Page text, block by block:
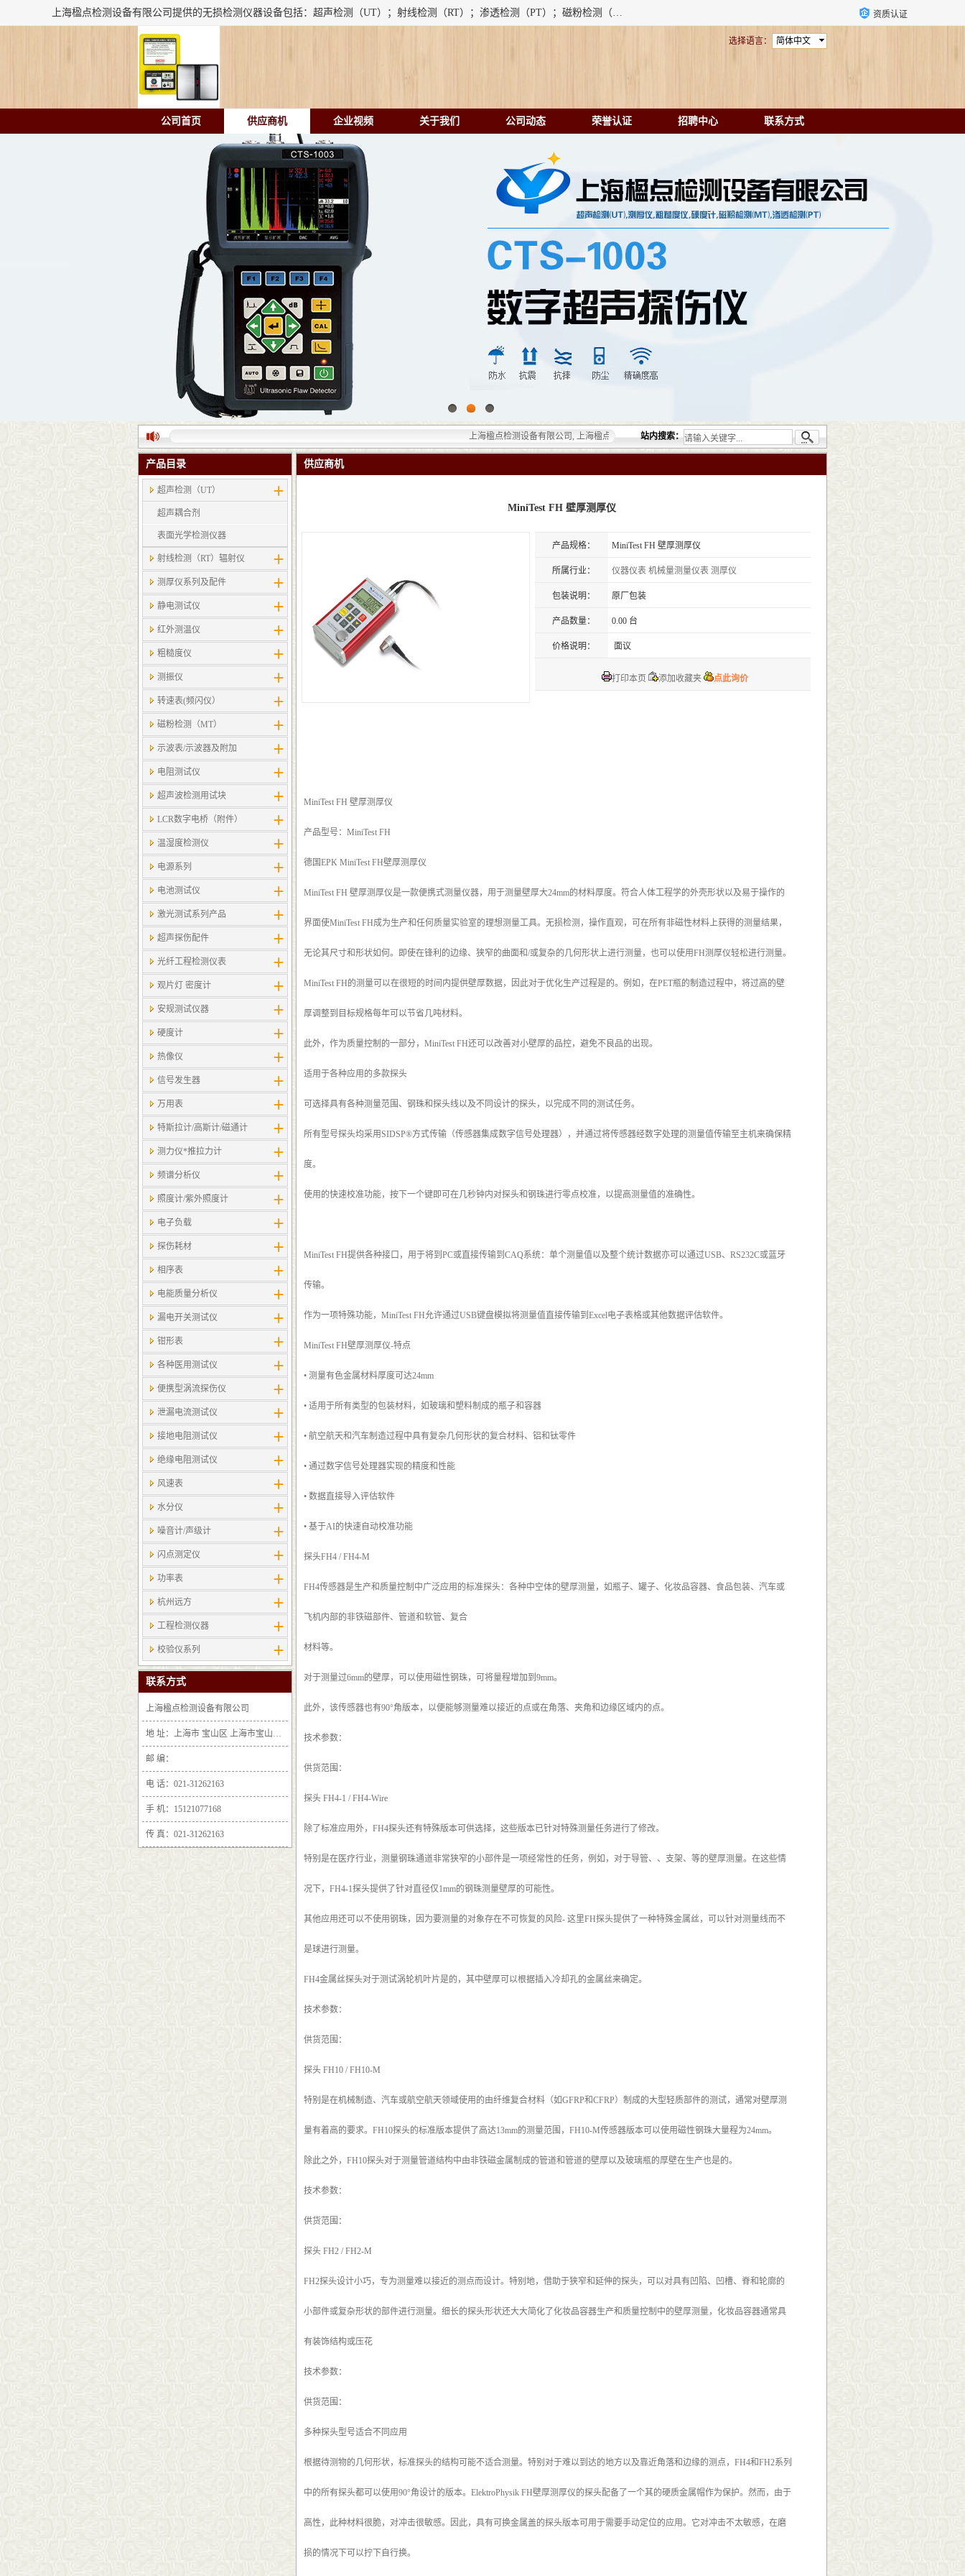
上海楹点检测设备有限公司提供的无损检测仪器设备包括：超声检测（UT）；射线检测（RT）；渗透检测（PT）；磁粉检测（MT）；涡流检测（ET）；化学用品（CH）、超声波相控阵、超声波测厚仪、超声导波、超声TOFD探伤仪、超声波探头、涡流探伤仪、涡流探头、涡流阵列、磁粉探伤机。代理以下品牌：汕超、美国GE(德国KK）、奥林巴斯（Olympus NDT）、美国磁通（Magnaflux）、DAKOTA等； 资质认证
简体中文
选择语言：
公司首页 供应商机 企业视频 关于我们 公司动态 荣誉认证 招聘中心 联系方式
上海楹点检测设备有限公司, 上海楹点检测设备有限公司提供的无损检测仪器设备包括：超声检测（UT）；射线检测（RT）；渗透
站内搜索：
产品目录
超声检测（UT）
超声耦合剂
表面光学检测仪器
射线检测（RT）辐射仪
测厚仪系列及配件
静电测试仪
红外测温仪
粗糙度仪
测振仪
转速表(频闪仪）
磁粉检测（MT）
示波表/示波器及附加
电阻测试仪
超声波检测用试块
LCR数字电桥（附件）
温湿度检测仪
电源系列
电池测试仪
激光测试系列产品
超声探伤配件
光纤工程检测仪表
观片灯 密度计
安规测试仪器
硬度计
热像仪
信号发生器
万用表
特斯拉计/高斯计​/磁通计
测力仪*推拉力计
频谱分析仪
照度计/紫外照度计
电子负载
探伤耗材
相序表
电能质量分析仪
漏电开关测试仪
钳形表
各种医用测试仪
便携型涡流探伤仪
泄漏电流测试仪
接地电阻测试仪
绝缘电阻测试仪
风速表
水分仪
噪音计/声级计
闪点测定仪
功率表
杭州远方
工程检测仪器
校验仪系列
联系方式
上海楹点检测设备有限公司
地 址：上海市 宝山区 上海市宝山区沪太路6397号1-2层F25区1011室
邮 编：
电 话：021-31262163
手 机：15121077168
传 真：021-31262163
供应商机
MiniTest FH 壁厚测厚仪
产品规格： MiniTest FH 壁厚测厚仪
所属行业： 仪器仪表 机械量测量仪表 测厚仪
包装说明： 原厂包装
产品数量： 0.00 台
价格说明： 面议
打印本页 添加收藏夹 点此询价
MiniTest FH 壁厚测厚仪
产品型号：MiniTest FH
德国EPK MiniTest FH壁厚测厚仪
MiniTest FH 壁厚测厚仪是一款便携式测量仪器，用于测量壁厚大24mm的材料厚度。符合人体工程学的外壳形状以及易于操作的
界面使MiniTest FH成为生产和任何质量实验室的理想测量工具。无损检测，操作直观，可在所有非磁性材料上获得的测量结果，
无论其尺寸和形状如何。即使在锋利的边缘、狭窄的曲面和/或复杂的几何形状上进行测量，也可以使用FH测厚仪轻松进行测量。
MiniTest FH的测量可以在很短的时间内提供壁厚数据，因此对于优化生产过程是的。例如，在PET瓶的制造过程中，将过高的壁
厚调整到目标规格每年可以节省几吨材料。
此外，作为质量控制的一部分，MiniTest FH还可以改善对小壁厚的品控，避免不良品的出现。
适用于各种应用的多款探头
可选择具有各种测量范围、钢珠和探头线以及不同设计的探头，以完成不同的测试任务。
所有型号探头均采用SIDSP®方式传输（传感器集成数字信号处理器），并通过将传感器经数字处理的测量值传输至主机来确保精
度。
使用的快速校准功能，按下一个键即可在几秒钟内对探头和钢珠进行零点校准，以提高测量值的准确性。
MiniTest FH提供各种接口，用于将到PC或直接传输到CAQ系统：单个测量值以及整个统计数据亦可以通过USB、RS232C或蓝牙
传输。
作为一项特殊功能，MiniTest FH允许通过USB键盘模拟将测量值直接传输到Excel电子表格或其他数据评估软件。
MiniTest FH壁厚测厚仪-特点
• 测量有色金属材料厚度可达24mm
• 适用于所有类型的包装材料，如玻璃和塑料制成的瓶子和容器
• 航空航天和汽车制造过程中具有复杂几何形状的复合材料、铝和钛零件
• 通过数字信号处理器实现的精度和性能
• 数据直接导入评估软件
• 基于AI的快速自动校准功能
探头FH4 / FH4-M
FH4传感器是生产和质量控制中广泛应用的标准探头：各种中空体的壁厚测量，如瓶子、罐子、化妆品容器、食品包装、汽车或
飞机内部的非铁磁部件、管道和软管、复合
材料等。
对于测量过6mm的壁厚，可以使用磁性钢珠，可将量程增加到9mm。
此外，该传感器也有90°角版本，以便能够测量难以接近的点或在角落、夹角和边缘区域内的点。
技术参数：
供货范围：
探头 FH4-1 / FH4-Wire
除了标准应用外，FH4探头还有特殊版本可供选择，这些版本已针对特殊测量任务进行了修改。
特别是在医疗行业，测量钢珠通道非常狭窄的小部件是一项经常性的任务，例如，对于导管、、支架、等的壁厚测量。在这些情
况下，FH4-1探头提供了针对直径仅1mm的钢珠测量壁厚的可能性。
其他应用还可以不使用钢珠，因为要测量的对象存在不可恢复的风险- 这里FH探头提供了一种特殊金属丝，可以针对测量线而不
是球进行测量。
FH4金属丝探头对于测试涡轮机叶片是的，其中壁厚可以根据插入冷却孔的金属丝来确定。
技术参数：
供货范围：
探头 FH10 / FH10-M
特别是在机械制造、汽车或航空航天领域使用的由纤维复合材料（如GFRP和CFRP）制成的大型轻质部件的测试，通常对壁厚测
量有着高的要求。FH10探头的标准版本提供了高达13mm的测量范围，FH10-M传感器版本可以使用磁性钢珠大量程为24mm。
除此之外，FH10探头对于测量管道结构中由非铁磁金属制成的管道和管道的壁厚以及玻璃瓶的厚壁在生产也是的。
技术参数：
供货范围：
探头 FH2 / FH2-M
FH2探头设计小巧，专为测量难以接近的测点而设计。特别地，借助于狭窄和延伸的探头，可以对具有凹陷、凹槽、脊和轮廓的
小部件或复杂形状的部件进行测量。细长的探头形状还大大简化了化妆品容器生产和质量控制中的壁厚测量，化妆品容器通常具
有装饰结构或压花
技术参数：
供货范围：
多种探头型号适合不同应用
根据待测物的几何形状，标准探头的结构可能不适合测量。特别对于难以到达的地方以及靠近角落和边缘的测点，FH4和FH2系列
中的所有探头都可以使用90°角设计的版本。ElektroPhysik FH壁厚测厚仪的探头配备了一个其的硬质金属帽作为保护。然而，由于
高性，此种材料很脆，对冲击很敏感。因此，具有可换金属盖的探头版本可用于需要手动定位的应用。它对冲击不太敏感，在磨
损的情况下可以拧下自行换。